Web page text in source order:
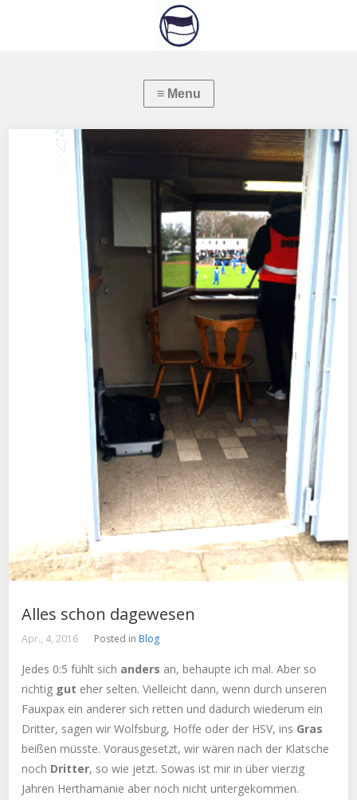
Alles schon dagewesen
Apr., 4, 2016 Posted in Blog
Jedes 0:5 fühlt sich anders an, behaupte ich mal. Aber so
richtig gut eher selten. Vielleicht dann, wenn durch unseren
Fauxpax ein anderer sich retten und dadurch wiederum ein
Dritter, sagen wir Wolfsburg, Hoffe oder der HSV, ins Gras
beißen müsste. Vorausgesetzt, wir wären nach der Klatsche
noch Dritter, so wie jetzt. Sowas ist mir in über vierzig
Jahren Herthamanie aber noch nicht untergekommen.